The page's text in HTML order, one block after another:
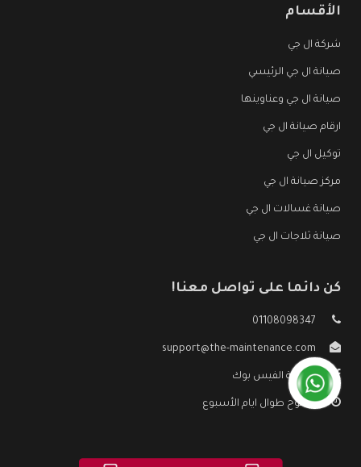
الأقسام
شركة ال جي
صيانة ال جي الرئيسي
صيانة ال جي وعناوينها
ارقام صيانة ال جي
توكيل ال جي
مركز صيانة ال جي
صيانة غسالات ال جي
صيانة ثلاجات ال جي
كن دائما على تواصل معنا!
01108098347
support@the-maintenance.com
صفحة الفيس بوك
مفتوح طوال ايام الأسبوع